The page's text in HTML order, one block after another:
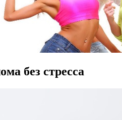
без стресса